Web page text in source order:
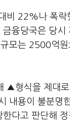
비 22%나 폭
융당국은 당
모는 2500억
▲형식을 제대
내용이 불분명
다고 판단해